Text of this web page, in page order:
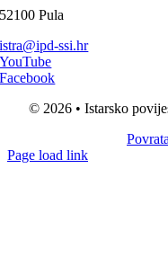
52100 Pula
istra@ipd-ssi.hr
YouTube
Facebook
© 2026 • Istarsko
Page load link